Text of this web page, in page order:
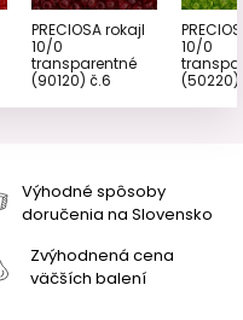
PRECIOSA rokajl
10/0
transparentné
(90120) č.6
10/0
(50220)
Výhodné spôsoby
doručenia na Slovensko
Zvýhodnená cena
väčších balení